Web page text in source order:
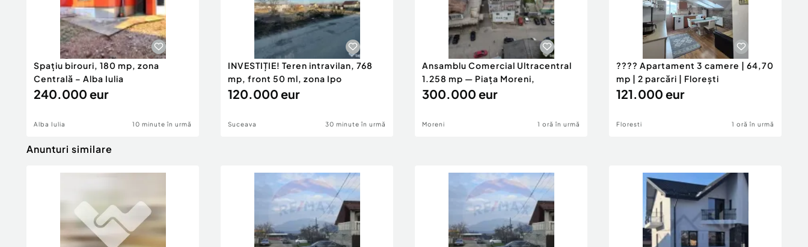
Spațiu birouri, 180 mp, zona
Centrală – Alba Iulia
240.000 eur
Alba Iulia 10 minute în urmă
INVESTIȚIE! Teren intravilan, 768
mp, front 50 ml, zona Ipo
120.000 eur
Suceava 30 minute în urmă
Ansamblu Comercial Ultracentral
1.258 mp — Piața Moreni,
300.000 eur
Moreni 1 oră în urmă
???? Apartament 3 camere | 64,70
mp | 2 parcări | Florești
121.000 eur
Floresti 1 oră în urmă
Anunturi similare